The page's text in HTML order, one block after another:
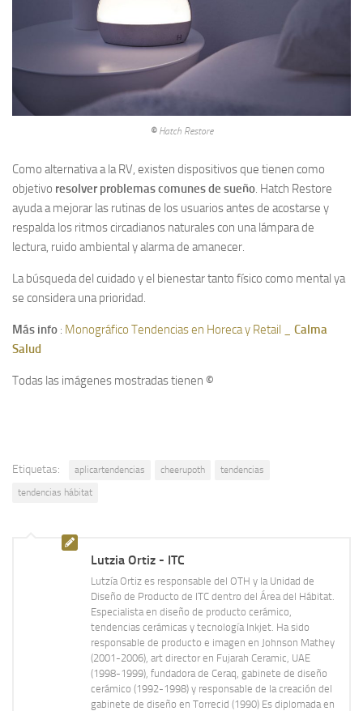
©Hatch Restore
Como alternativa a la RV, existen dispositivos que tienen como
objetivo resolver problemas comunes de sueño. Hatch Restore
ayuda a mejorar las rutinas de los usuarios antes de acostarse y
respalda los ritmos circadianos naturales con una lámpara de
lectura, ruido ambiental y alarma de amanecer.
La búsqueda del cuidado y el bienestar tanto físico como mental ya
se considera una prioridad.
Más info : Monográfico Tendencias en Horeca y Retail _ Calma
Salud
Todas las imágenes mostradas tienen ©
Etiquetas: aplicartendencias cheerupoth
tendencias
tendencias hábitat
Lutzia Ortiz - ITC
Lutzía Ortiz es responsable del OTH y la Unidad de
Diseño de Producto de ITC dentro del Área del Hábitat.
Especialista en diseño de producto cerámico,
tendencias cerámicas y tecnología Inkjet. Ha sido
responsable de producto e imagen en Johnson Mathey
(2001-2006), art director en Fujarah Ceramic, UAE
(1998-1999), fundadora de Ceraq, gabinete de diseño
cerámico (1992-1998) y responsable de la creación del
gabinete de diseño en Torrecid (1990) Es diplomada en